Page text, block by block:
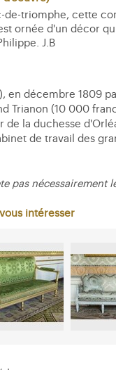
triomphe, cette
ornée d'un décor
J.B
en décembre 1809
Trianon (10 000
de la duchesse
de travail des
pas nécessairement
intéresser